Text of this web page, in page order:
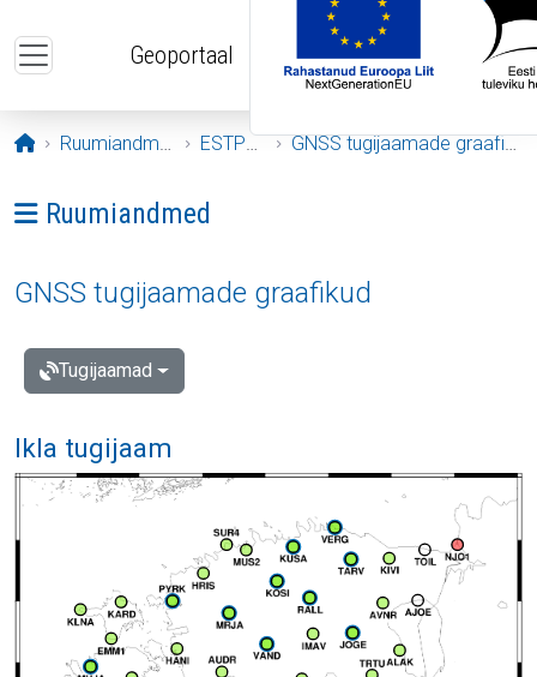
Geoportaal
Avaleht
Ruumiandmed ESTPOS GNSS tugijaamade graafikud
Ava menüü: Ruumiandmed
Ruumiandmed
GNSS tugijaamade graafikud
Tugijaamad
Ikla tugijaam